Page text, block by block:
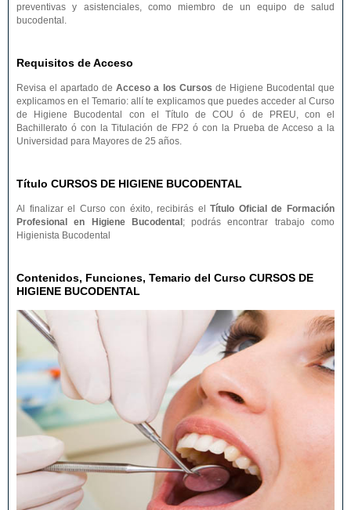
preventivas y asistenciales, como miembro de un equipo de salud
bucodental.
Requisitos de Acceso
Revisa el apartado deAcceso a los Cursos de Higiene Bucodental que
explicamos en el Temario: allí te explicamos que puedes acceder al Curso
de Higiene Bucodental con el Título de COU ó de PREU, con el
Bachillerato ó con la Titulación de FP2 ó con la Prueba de Acceso a la
Universidad para Mayores de 25 años.
Título CURSOS DE HIGIENE BUCODENTAL
Al finalizar el Curso con éxito, recibirás elTítulo Oficial de Formación
Profesional en Higiene Bucodental ; podrás encontrar trabajo como
Higienista Bucodental
Contenidos, Funciones, Temario del Curso CURSOS DE
HIGIENE BUCODENTAL